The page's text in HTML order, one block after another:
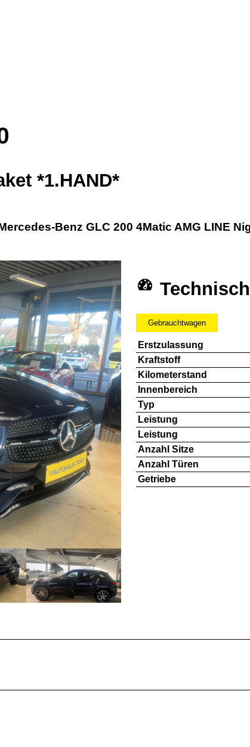
*1.HAND*
Benz GLC 200 4Matic AMG LINE
Gebrauchtwagen
Erstzulassung
Kraftstoff
Kilometerstand
Innenbereich
Typ
Leistung
Leistung
Anzahl Sitze
Anzahl Türen
Getriebe